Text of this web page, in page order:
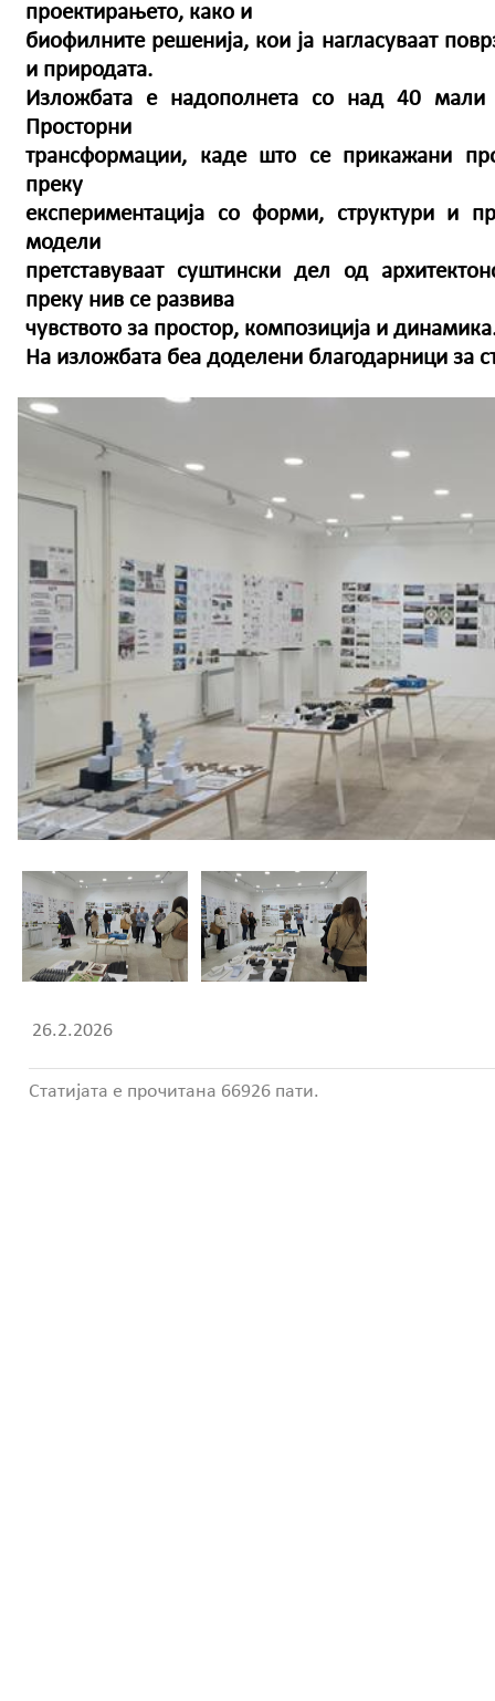
проектирањето, како и
биофилните решенија, кои ја нагласуваат
и природата.
Изложбата е надополнета со над 40
Просторни
трансформации, каде што се прикажани
преку
експериментација со форми, структури и
модели
претставуваат суштински дел од
преку нив се развива
чувството за простор, композиција и
На изложбата беа доделени благодарници за
26.2.2026
Статијата е прочитана 66926 пати.